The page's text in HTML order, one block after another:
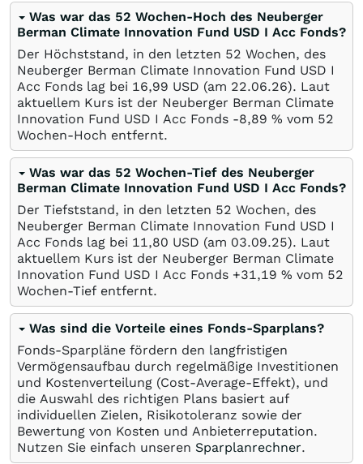
Was war das 52 Wochen-Hoch des Neuberger
Berman Climate Innovation Fund USD I Acc Fonds?
Der Höchststand, in den letzten 52 Wochen, des
Neuberger Berman Climate Innovation Fund USD I
Acc Fonds lag bei 16,99 USD (am 22.06.26). Laut
aktuellem Kurs ist der Neuberger Berman Climate
Innovation Fund USD I Acc Fonds -8,89 % vom 52
Wochen-Hoch entfernt.
Was war das 52 Wochen-Tief des Neuberger
Berman Climate Innovation Fund USD I Acc Fonds?
Der Tiefststand, in den letzten 52 Wochen, des
Neuberger Berman Climate Innovation Fund USD I
Acc Fonds lag bei 11,80 USD (am 03.09.25). Laut
aktuellem Kurs ist der Neuberger Berman Climate
Innovation Fund USD I Acc Fonds +31,19 % vom 52
Wochen-Tief entfernt.
Was sind die Vorteile eines Fonds-Sparplans?
Fonds-Sparpläne fördern den langfristigen
Vermögensaufbau durch regelmäßige Investitionen
und Kostenverteilung (Cost-Average-Effekt), und
die Auswahl des richtigen Plans basiert auf
individuellen Zielen, Risikotoleranz sowie der
Bewertung von Kosten und Anbieterreputation.
Nutzen Sie einfach unseren Sparplanrechner.